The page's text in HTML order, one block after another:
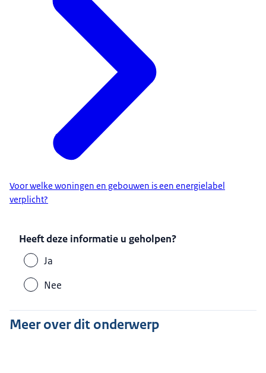
Voor welke woningen en gebouwen is een energielabel
verplicht?
Heeft deze informatie u geholpen?
Ja
Nee
Meer over dit onderwerp